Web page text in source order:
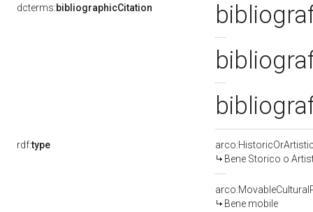
dcterms:bibliographicCitation
rdf:type
Bene Storico o
Bene mobile